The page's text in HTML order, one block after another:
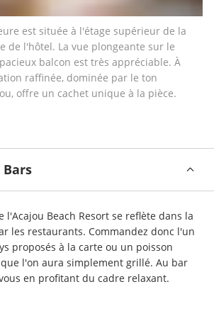
est située à l'étage supérieur de la
de l'hôtel. La vue plongeante sur le
balcon est très appréciable. À
raffinée, dominée par le ton
offre un cachet unique à la pièce.
l'Acajou Beach Resort se reflète dans la
les restaurants. Commandez donc l'un
proposés à la carte ou un poisson
l'on aura simplement grillé. Au bar
en profitant du cadre relaxant.